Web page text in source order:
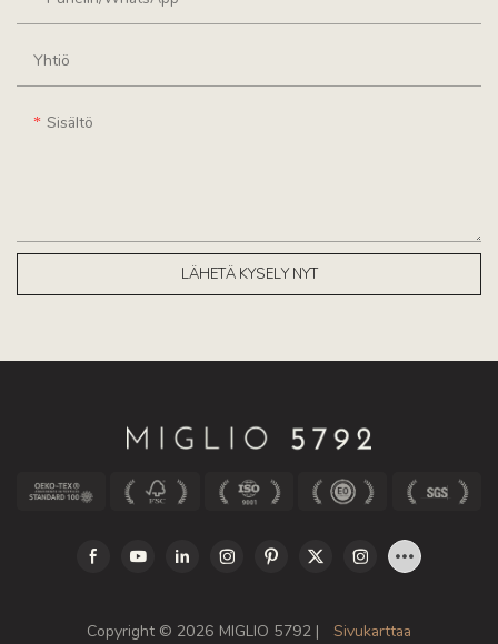
Yhtiö
Sisältö
LÄHETÄ KYSELY NYT
Copyright © 2026 MIGLIO 5792 | Sivukarttaa